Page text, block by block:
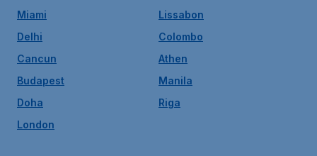
Miami
Lissabon
Delhi
Colombo
Cancun
Athen
Budapest
Manila
Doha
Riga
London